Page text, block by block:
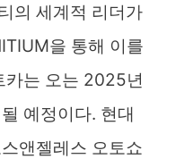
의 세계적 리더가
을 통해 이를
카는 오는 2025년
예정이다. 현대
앤젤레스 오토쇼